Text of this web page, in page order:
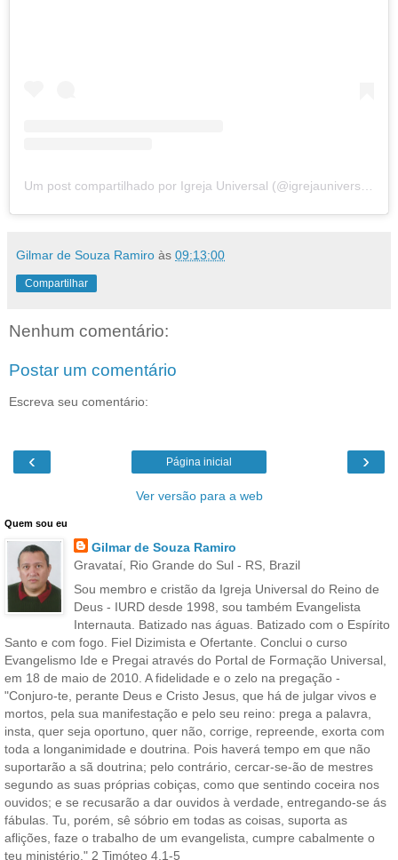
Um post compartilhado por Igreja Universal (@igrejauniversal)
Gilmar de Souza Ramiro às 09:13:00
Compartilhar
Nenhum comentário:
Postar um comentário
Escreva seu comentário:
‹ ›
Página inicial
Ver versão para a web
Quem sou eu
Gilmar de Souza Ramiro
Gravataí, Rio Grande do Sul - RS, Brazil
Sou membro e cristão da Igreja Universal do Reino de
Deus - IURD desde 1998, sou também Evangelista
Internauta. Batizado nas águas. Batizado com o Espírito
Santo e com fogo. Fiel Dizimista e Ofertante. Conclui o curso
Evangelismo Ide e Pregai através do Portal de Formação Universal,
em 18 de maio de 2010. A fidelidade e o zelo na pregação -
"Conjuro-te, perante Deus e Cristo Jesus, que há de julgar vivos e
mortos, pela sua manifestação e pelo seu reino: prega a palavra,
insta, quer seja oportuno, quer não, corrige, repreende, exorta com
toda a longanimidade e doutrina. Pois haverá tempo em que não
suportarão a sã doutrina; pelo contrário, cercar-se-ão de mestres
segundo as suas próprias cobiças, como que sentindo coceira nos
ouvidos; e se recusarão a dar ouvidos à verdade, entregando-se ás
fábulas. Tu, porém, sê sóbrio em todas as coisas, suporta as
aflições, faze o trabalho de um evangelista, cumpre cabalmente o
teu ministério." 2 Timóteo 4.1-5